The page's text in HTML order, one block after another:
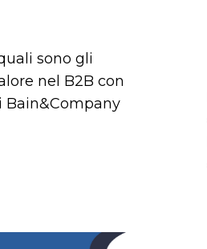
sono gli
nel B2B con
Bain&Company